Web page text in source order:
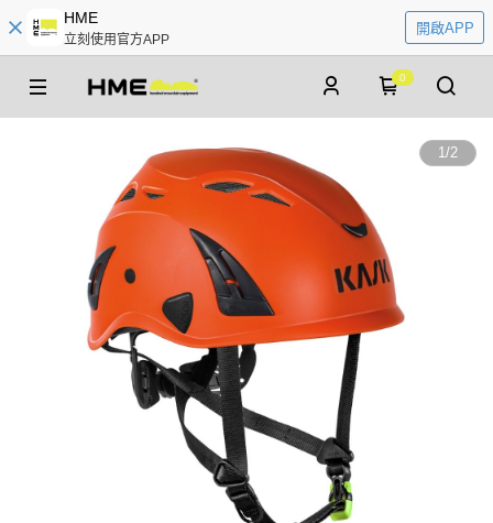
HME
立刻使用官方APP
開啟APP
0
1/2